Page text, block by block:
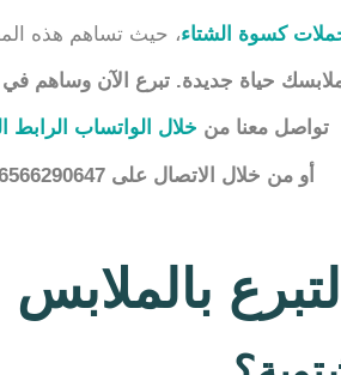
كسوة الشتاء، حيث تساهم هذه
حياة جديدة. تبرع الآن وساهم
تواصل معنا من خلال الواتساب الرابط
أو من خلال الاتصال على 966566290647